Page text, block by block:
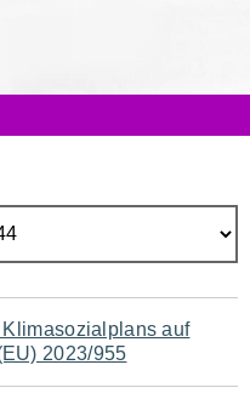
auf
2023/955